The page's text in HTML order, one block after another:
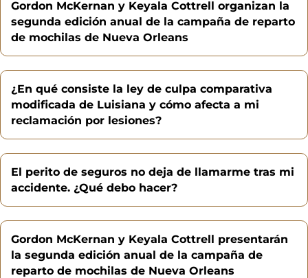
Gordon McKernan y Keyala Cottrell organizan la
segunda edición anual de la campaña de reparto
de mochilas de Nueva Orleans
¿En qué consiste la ley de culpa comparativa
modificada de Luisiana y cómo afecta a mi
reclamación por lesiones?
El perito de seguros no deja de llamarme tras mi
accidente. ¿Qué debo hacer?
Gordon McKernan y Keyala Cottrell presentarán
la segunda edición anual de la campaña de
reparto de mochilas de Nueva Orleans